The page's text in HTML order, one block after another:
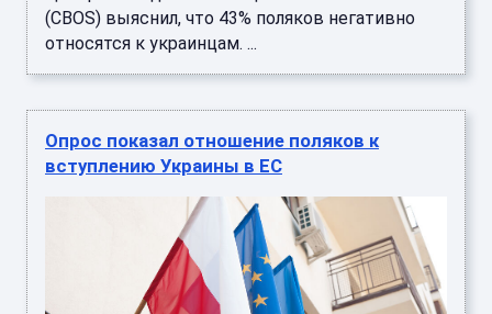
(CBOS) выяснил, что 43% поляков негативно
относятся к украинцам. ...
Опрос показал отношение поляков к
вступлению Украины в ЕС